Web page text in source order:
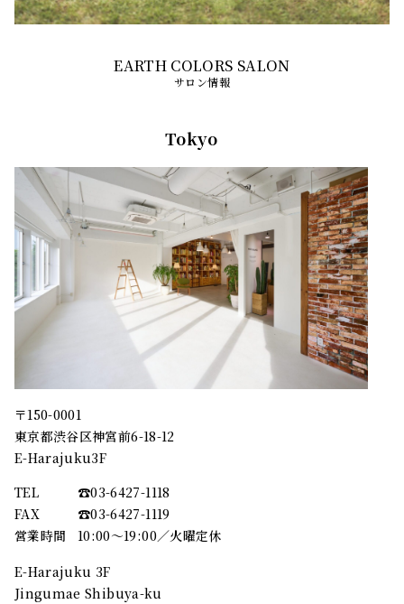
サロン情報
Tokyo
〒150-0001
東京都渋谷区神宮前6-18-12
E-Harajuku3F
TEL
☎︎03-6427-1118
FAX
☎︎03-6427-1119
営業時間
10:00～19:00／火曜定休
E-Harajuku 3F
Jingumae Shibuya-ku